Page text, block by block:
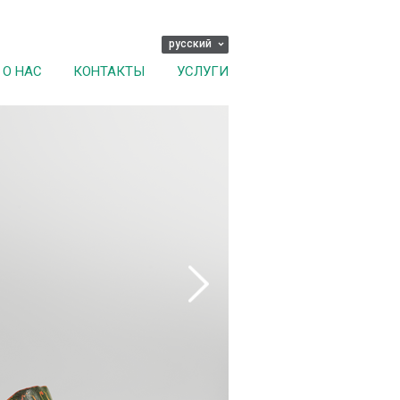
русский
О НАС КОНТАКТЫ УСЛУГИ